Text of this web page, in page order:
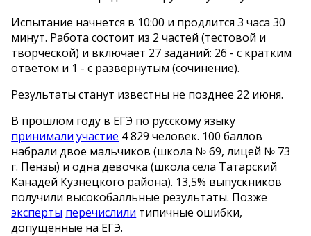
Испытание начнется в 10:00 и продлится 3 часа 30
минут. Работа состоит из 2 частей (тестовой и
творческой) и включает 27 заданий: 26 - с кратким
ответом и 1 - с развернутым (сочинение).
Результаты станут известны не позднее 22 июня.
В прошлом году в ЕГЭ по русскому языку
принимали участие 4 829 человек. 100 баллов
набрали двое мальчиков (школа № 69, лицей № 73
г. Пензы) и одна девочка (школа села Татарский
Канадей Кузнецкого района). 13,5% выпускников
получили высокобалльные результаты. Позже
эксперты перечислили типичные ошибки,
допущенные на ЕГЭ.